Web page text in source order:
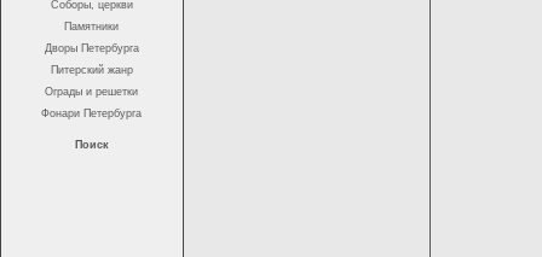
Соборы, церкви
Памятники
Дворы Петербурга
Питерский жанр
Ограды и решетки
Фонари Петербурга
Поиск